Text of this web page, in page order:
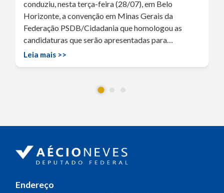
conduziu, nesta terça-feira (28/07), em Belo
Horizonte, a convenção em Minas Gerais da
Federação PSDB/Cidadania que homologou as
candidaturas que serão apresentadas para…
Leia mais >>
Endereço